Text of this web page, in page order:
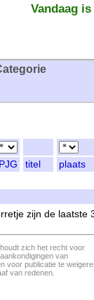
Vandaag
PJG titel
plaats
zijn de laatste
zich het recht voor
van
voor publicatie te
van redenen.